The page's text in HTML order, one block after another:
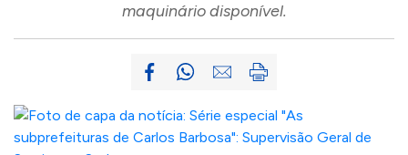
maquinário disponível.